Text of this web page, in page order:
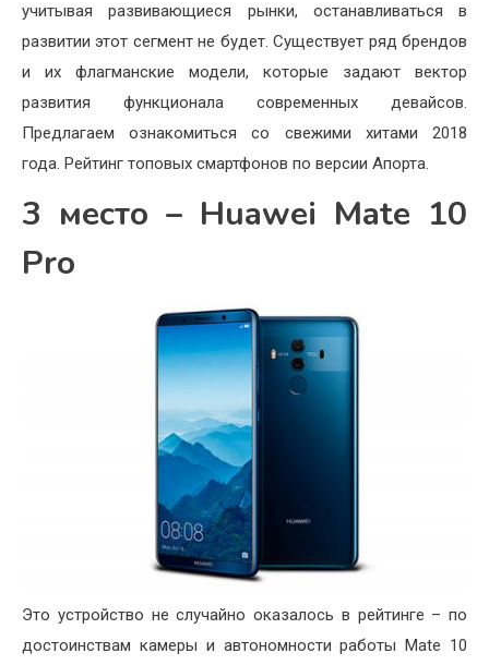
Красота
Недвижимость
учитывая развивающиеся рынки, останавливаться в
развитии этот сегмент не будет. Существует ряд брендов
и их флагманские модели, которые задают вектор
развития функционала современных девайсов.
Предлагаем ознакомиться со свежими хитами 2018
года. Рейтинг топовых смартфонов по версии Апорта.
3 место – Huawei Mate 10
Pro
Это устройство не случайно оказалось в рейтинге – по
достоинствам камеры и автономности работы Mate 10